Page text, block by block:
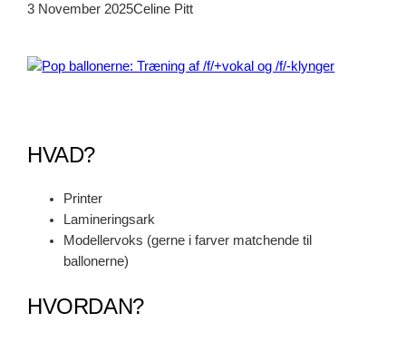
3 November 2025Celine Pitt
HVAD?
Printer
Lamineringsark
Modellervoks (gerne i farver matchende til
ballonerne)
HVORDAN?